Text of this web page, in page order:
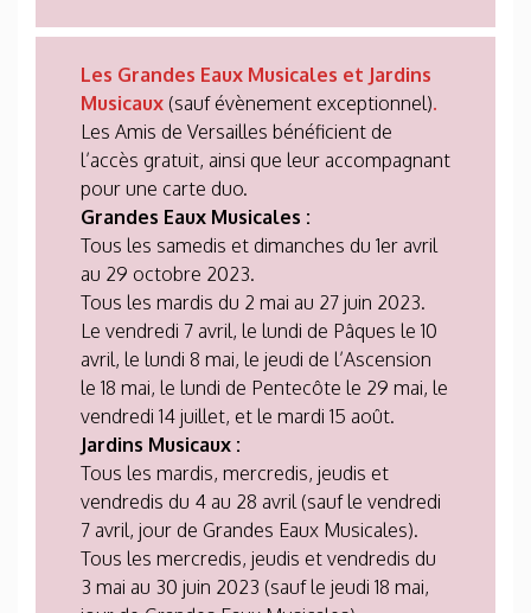
Les Grandes Eaux Musicales et Jardins
Musicaux (sauf évènement exceptionnel).
Les Amis de Versailles bénéficient de
l’accès gratuit, ainsi que leur accompagnant
pour une carte duo.
Grandes Eaux Musicales :
Tous les samedis et dimanches du 1er avril
au 29 octobre 2023.
Tous les mardis du 2 mai au 27 juin 2023.
Le vendredi 7 avril, le lundi de Pâques le 10
avril, le lundi 8 mai, le jeudi de l’Ascension
le 18 mai, le lundi de Pentecôte le 29 mai, le
vendredi 14 juillet, et le mardi 15 août.
Jardins Musicaux :
Tous les mardis, mercredis, jeudis et
vendredis du 4 au 28 avril (sauf le vendredi
7 avril, jour de Grandes Eaux Musicales).
Tous les mercredis, jeudis et vendredis du
3 mai au 30 juin 2023 (sauf le jeudi 18 mai,